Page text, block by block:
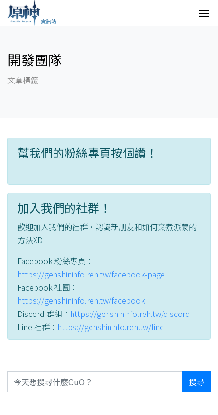
開發團隊
文章標籤
幫我們的粉絲專頁按個讚！
加入我們的社群！
歡迎加入我們的社群，認識新朋友和如何烹煮派蒙的
方法XD
Facebook 粉絲專頁：
https://genshininfo.reh.tw/facebook-page
Facebook 社團：
https://genshininfo.reh.tw/facebook
Discord 群組： https://genshininfo.reh.tw/discord
Line 社群： https://genshininfo.reh.tw/line
搜尋